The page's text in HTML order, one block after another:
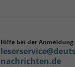
Hilfe bei der
nachrichten.de